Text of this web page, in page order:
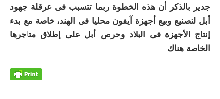
جدير بالذكر أن هذه الخطوة ربما تتسبب فى عرقلة جهود
أبل لتصنيع وبيع أجهزة آيفون محليا فى الهند، خاصة مع بدء
إنتاج الأجهزة فى البلاد وحرص أبل على إطلاق متاجرها
الخاصة هناك